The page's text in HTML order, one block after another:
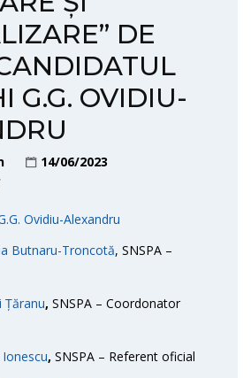
DE
G.G. OVIDIU-
14/06/2023
Ovidiu-Alexandru
Butnaru-Troncotă, SNSPA –
Țăranu, SNSPA – Coordonator
, SNSPA – Referent oficial